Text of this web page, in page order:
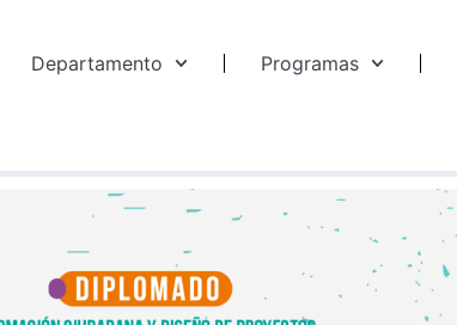
Departamento Programas